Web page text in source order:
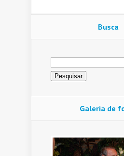
Busca
Pesquisar
por:
Galeria de